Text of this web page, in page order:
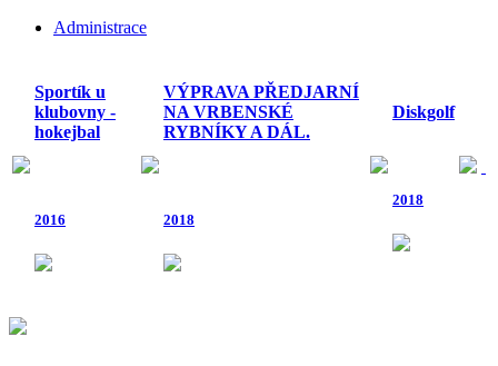
Administrace
Sportík u
klubovny -
hokejbal
2016
VÝPRAVA PŘEDJARNÍ
NA VRBENSKÉ
RYBNÍKY A DÁL.
2018
Diskgolf
2018